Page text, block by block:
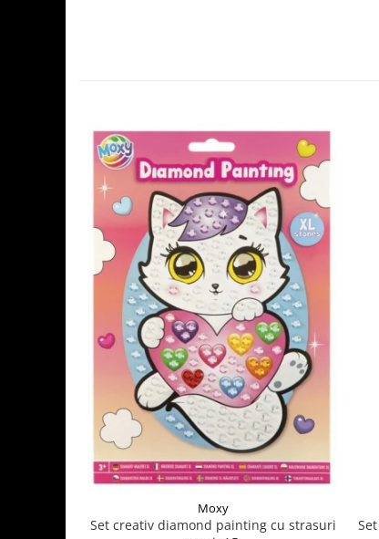
Moxy
Set creativ diamond painting cu strasuri